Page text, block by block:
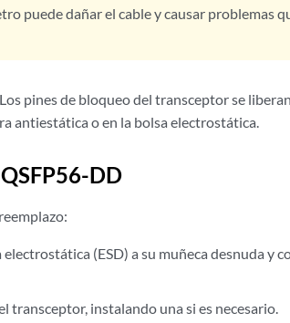
puede dañar el cable y causar problemas
pines de bloqueo del transceptor se liberan
antiestática o en la bolsa electrostática.
DD
(ESD) a su muñeca desnuda y
transceptor, instalando una si es necesario.